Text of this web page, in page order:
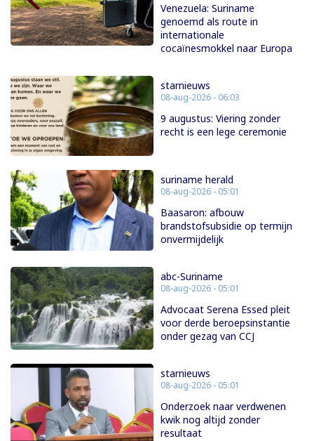
Venezuela: Suriname
genoemd als route in
internationale
cocaïnesmokkel naar Europa
starnieuws
08-aug-2026 - 06:03
9 augustus: Viering zonder
recht is een lege ceremonie
suriname herald
08-aug-2026 - 05:01
Baasaron: afbouw
brandstofsubsidie op termijn
onvermijdelijk
abc-Suriname
08-aug-2026 - 05:01
Advocaat Serena Essed pleit
voor derde beroepsinstantie
onder gezag van CCJ
starnieuws
08-aug-2026 - 05:01
Onderzoek naar verdwenen
kwik nog altijd zonder
resultaat